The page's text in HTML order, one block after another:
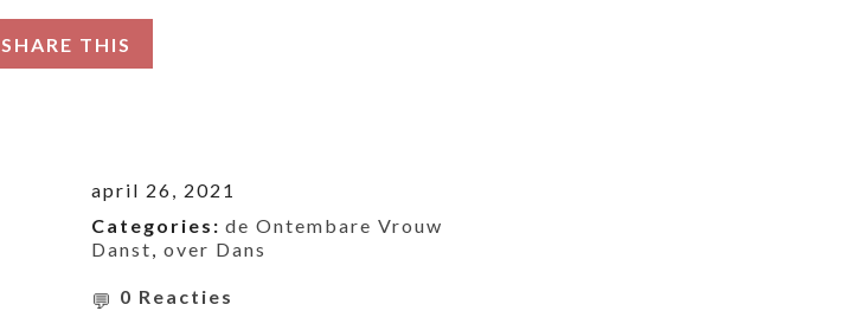
SHARE THIS
april 26, 2021
Categories: de Ontembare Vrouw
Danst, over Dans
0 Reacties